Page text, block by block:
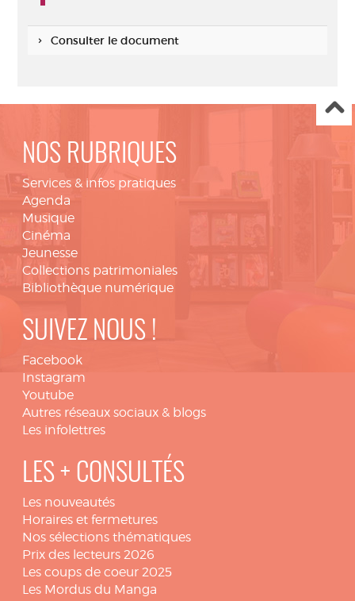
Consulter le document
NOS RUBRIQUES
Services & infos pratiques
Agenda
Musique
Cinéma
Jeunesse
Collections patrimoniales
Bibliothèque numérique
SUIVEZ NOUS !
Facebook
Instagram
Youtube
Autres réseaux sociaux & blogs
Les infolettres
LES + CONSULTÉS
Les nouveautés
Horaires et fermetures
Nos sélections thématiques
Prix des lecteurs 2026
Les coups de coeur 2025
Les Mordus du Manga